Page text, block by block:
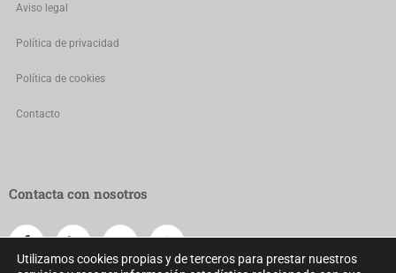
Aviso legal
Política de privacidad
Política de cookies
Contacto
Contacta con nosotros
Utilizamos cookies propias y de terceros para prestar nuestros